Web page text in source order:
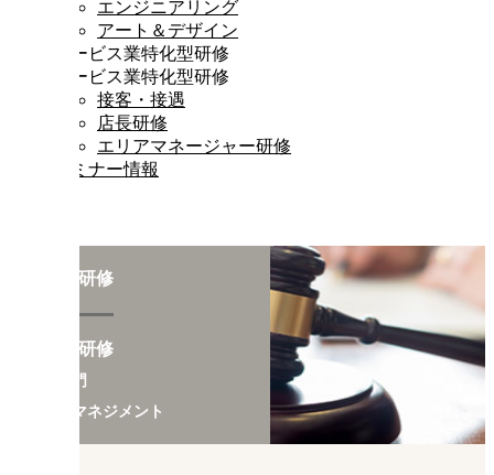
エンジニアリング
アート＆デザイン
サービス業特化型研修
サービス業特化型研修
接客・接遇
店長研修
エリアマネージャー研修
セミナー情報
専門職研修
専門職研修
法務部門
ミドルマネジメント